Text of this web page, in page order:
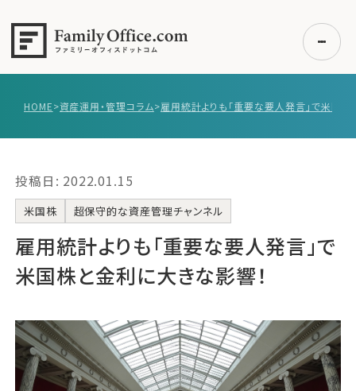
事例紹介
エキスパート一覧
無料講座
コラム
無料ご相談 ログイン
HOME>資産運用・管理コラム>
投稿日: 2022.01.15
米国株 超保守的な資産管理チャンネル
雇用統計よりも「重要な要人発言」で
米国株と金利に大きな影響！